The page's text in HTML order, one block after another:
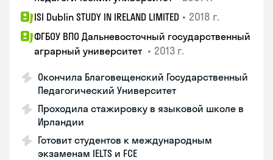
ISI Dublin STUDY IN IRELAND LIMITED • 2018 г.
ФГБОУ ВПО Дальневосточный государственный
аграрный университет • 2013 г.
Окончила Благовещенский Государственный
Педагогический Университет
Проходила стажировку в языковой школе в
Ирландии
Готовит студентов к международным
экзаменам IELTS и FCE